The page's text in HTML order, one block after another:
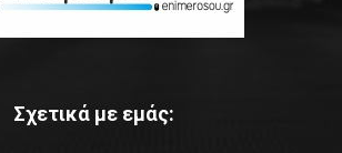
Σχετικά με εμάς: